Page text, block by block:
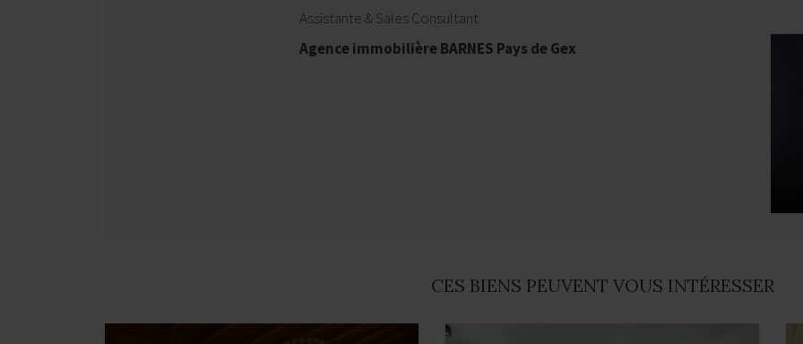
Assistante & Sales Consultant
Agence immobilière BARNES Pays de Gex
CES BIENS PEUVENT VOUS INTÉRESSER